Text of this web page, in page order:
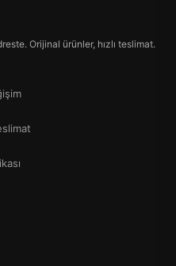
Orijinal ürünler, hızlı teslimat.